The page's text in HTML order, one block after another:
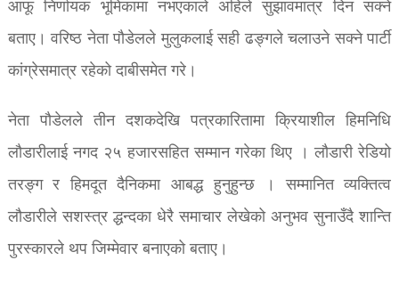
आफू निर्णायक भूमिकामा नभएकाले अहिले सुझावमात्र दिन सक्ने
बताए। वरिष्ठ नेता पौडेलले मुलुकलाई सही ढङ्गले चलाउने सक्ने पार्टी
कांग्रेसमात्र रहेको दाबीसमेत गरे।
नेता पौडेलले तीन दशकदेखि पत्रकारितामा क्रियाशील हिमनिधि
लौडारीलाई नगद २५ हजारसहित सम्मान गरेका थिए । लौडारी रेडियो
तरङ्ग र हिमदूत दैनिकमा आबद्ध हुनुहुन्छ । सम्मानित व्यक्तित्व
लौडारीले सशस्त्र द्धन्दका धेरै समाचार लेखेको अनुभव सुनाउँदै शान्ति
पुरस्कारले थप जिम्मेवार बनाएको बताए।